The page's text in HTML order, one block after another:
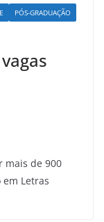
PÓS-GRADUAÇÃO
mais de 900
Letras